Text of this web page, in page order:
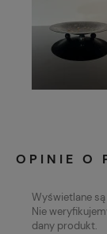
OPINIE O
Wyświetlane
Nie
dany produkt.